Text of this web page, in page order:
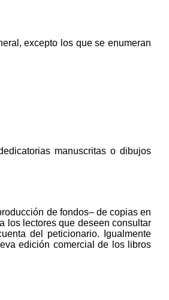
excepto los que se enumeran
manuscritas o dibujos
de fondos– de copias en
los lectores que deseen consultar
del peticionario. Igualmente
edición comercial de los libros